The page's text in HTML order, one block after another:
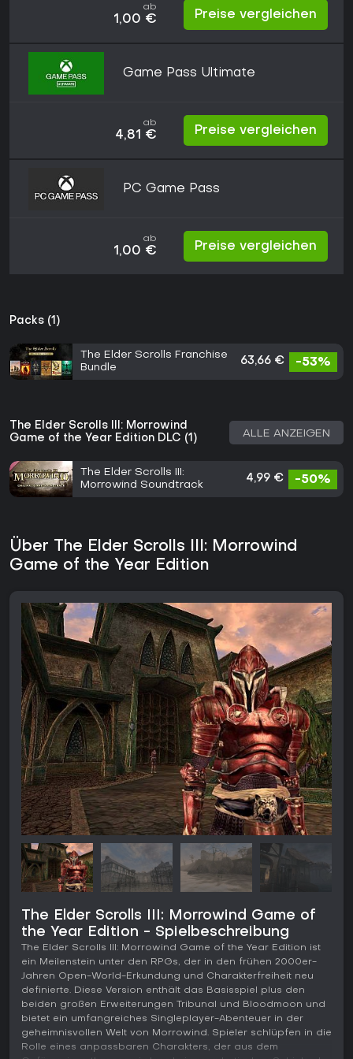
ab
1,00 € Preise vergleichen
Game Pass Ultimate
ab
4,81 € Preise vergleichen
PC Game Pass
ab
1,00 € Preise vergleichen
Packs (1)
The Elder Scrolls Franchise
Bundle
63,66 € -53%
The Elder Scrolls III: Morrowind
Game of the Year Edition DLC (1)
ALLE ANZEIGEN
The Elder Scrolls III:
Morrowind Soundtrack
4,99 € -50%
Über The Elder Scrolls III: Morrowind
Game of the Year Edition
The Elder Scrolls III: Morrowind Game of
the Year Edition - Spielbeschreibung
The Elder Scrolls III: Morrowind Game of the Year Edition ist
ein Meilenstein unter den RPGs, der in den frühen 2000er-
Jahren Open-World-Erkundung und Charakterfreiheit neu
definierte. Diese Version enthält das Basisspiel plus den
beiden großen Erweiterungen Tribunal und Bloodmoon und
bietet ein umfangreiches Singleplayer-Abenteuer in der
geheimnisvollen Welt von Morrowind. Spieler schlüpfen in die
Rolle eines anpassbaren Charakters, der aus dem